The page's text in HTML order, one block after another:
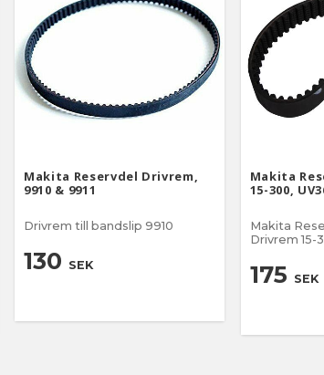
Makita Reservdel Drivrem,
9910 & 9911
Drivrem till bandslip 9910
130 SEK
Makita
15-300,
Makita
Drivrem 15-300 Passar
175 SEK